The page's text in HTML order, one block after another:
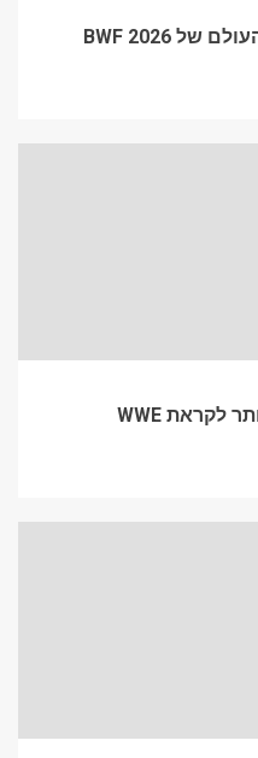
מדוע צ'ן-טו פרשה מאליפות העולם של BWF 2026
חמישה קווי עלילה גרועים ביותר לקראת WWE